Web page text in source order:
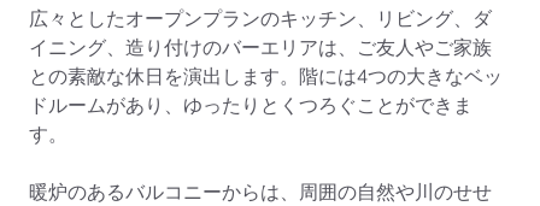
広々としたオープンプランのキッチン、リビング、ダ
イニング、造り付けのバーエリアは、ご友人やご家族
との素敵な休日を演出します。階には4つの大きなベッ
ドルームがあり、ゆったりとくつろぐことができま
す。
暖炉のあるバルコニーからは、周囲の自然や川のせせ